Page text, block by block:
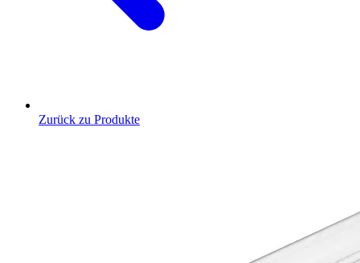
Zurück zu Produkte